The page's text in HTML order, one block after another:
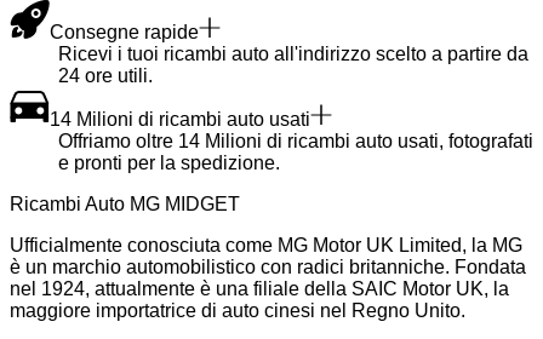
Consegne rapide
Ricevi i tuoi ricambi auto all'indirizzo scelto a partire da
24 ore utili.
14 Milioni di ricambi auto usati
Offriamo oltre 14 Milioni di ricambi auto usati, fotografati
e pronti per la spedizione.
Ricambi Auto MG MIDGET
Ufficialmente conosciuta come MG Motor UK Limited, la MG
è un marchio automobilistico con radici britanniche. Fondata
nel 1924, attualmente è una filiale della SAIC Motor UK, la
maggiore importatrice di auto cinesi nel Regno Unito.